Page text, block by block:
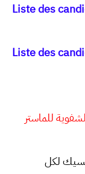
Liste des
Liste des
للماستر
لكل